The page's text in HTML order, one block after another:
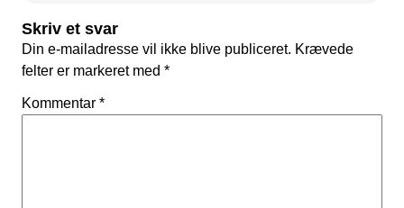
Skriv et svar
Din e-mailadresse vil ikke blive publiceret. Krævede
felter er markeret med *
Kommentar *